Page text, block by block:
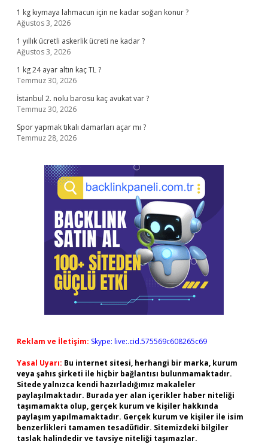
1 kg kıymaya lahmacun için ne kadar soğan konur ?
Ağustos 3, 2026
1 yıllık ücretli askerlik ücreti ne kadar ?
Ağustos 3, 2026
1 kg 24 ayar altın kaç TL ?
Temmuz 30, 2026
İstanbul 2. nolu barosu kaç avukat var ?
Temmuz 30, 2026
Spor yapmak tıkalı damarları açar mı ?
Temmuz 28, 2026
Reklam ve İletişim: Skype: live:.cid.575569c608265c69
Yasal Uyarı: Bu internet sitesi, herhangi bir marka, kurum
veya şahıs şirketi ile hiçbir bağlantısı bulunmamaktadır.
Sitede yalnızca kendi hazırladığımız makaleler
paylaşılmaktadır. Burada yer alan içerikler haber niteliği
taşımamakta olup, gerçek kurum ve kişiler hakkında
paylaşım yapılmamaktadır. Gerçek kurum ve kişiler ile isim
benzerlikleri tamamen tesadüfidir. Sitemizdeki bilgiler
taslak halindedir ve tavsiye niteliği taşımazlar.